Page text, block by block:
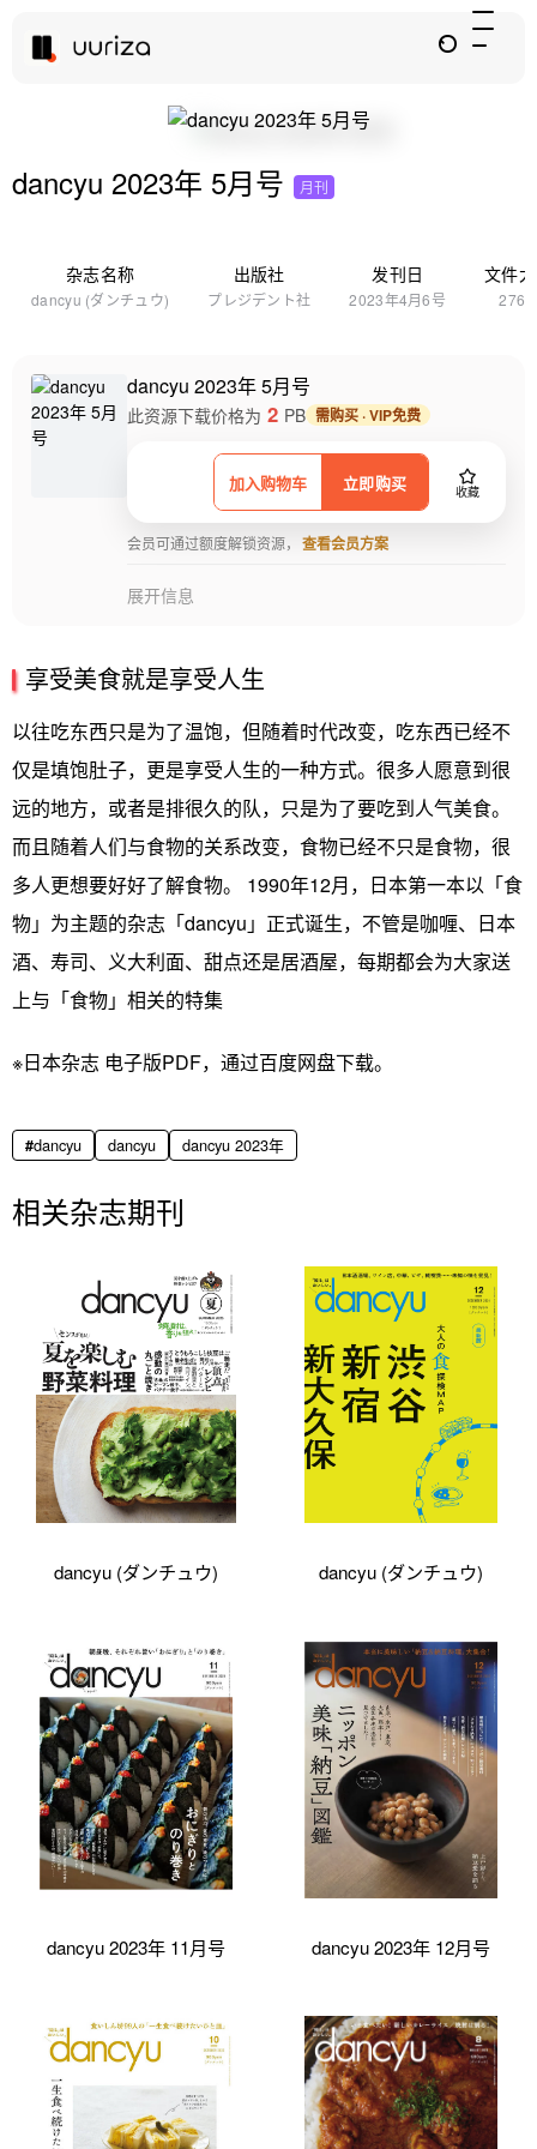
dancyu 2023年 5月号 月刊
杂志名称
dancyu (ダンチュウ)
出版社
プレジデント社
发刊日
2023年4月6号
文件
276M
dancyu 2023年 5月号
加入购物车 立即购买 收藏
此资源下载价格为 2 PB 需购买 · VIP免费
会员可通过额度解锁资源， 查看会员方案
展开信息
享受美食就是享受人生
以往吃东西只是为了温饱，但随着时代改变，吃东西已经不
仅是填饱肚子，更是享受人生的一种方式。很多人愿意到很
远的地方，或者是排很久的队，只是为了要吃到人气美食。
而且随着人们与食物的关系改变，食物已经不只是食物，很
多人更想要好好了解食物。 1990年12月，日本第一本以「食
物」为主题的杂志「dancyu」正式诞生，不管是咖喱、日本
酒、寿司、义大利面、甜点还是居酒屋，每期都会为大家送
上与「食物」相关的特集
※日本杂志 电子版PDF，通过百度网盘下载。
dancyu dancyu dancyu 2023年
相关杂志期刊
dancyu (ダンチュウ) dancyu (ダンチュウ)
dancyu 2023年 11月号 dancyu 2023年 12月号